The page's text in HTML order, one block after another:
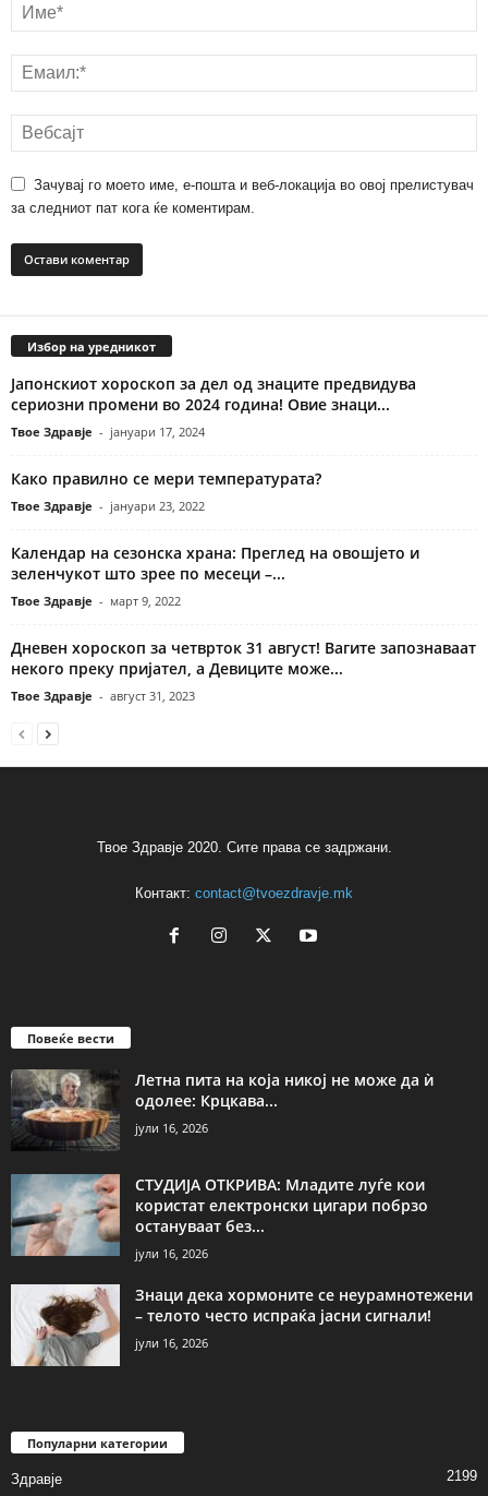
Зачувај го моето име, е-пошта и веб-локација во овој прелистувач
за следниот пат кога ќе коментирам.
Избор на уредникот
Јапонскиот хороскоп за дел од знаците предвидува
сериозни промени во 2024 година! Овие знаци...
Твое Здравје - јануари 17, 2024
Како правилно се мери температурата?
Твое Здравје - јануари 23, 2022
Календар на сезонска храна: Преглед на овошјето и
зеленчукот што зрее по месеци –...
Твое Здравје - март 9, 2022
Дневен хороскоп за четврток 31 август! Вагите запознаваат
некого преку пријател, а Девиците може...
Твое Здравје - август 31, 2023
Твое Здравје 2020. Сите права се задржани.
Контакт: contact@tvoezdravje.mk
Повеќе вести
Летна пита на која никој не може да ѝ
одолее: Крцкава...
јули 16, 2026
СТУДИЈА ОТКРИВА: Младите луѓе кои
користат електронски цигари побрзо
остануваат без...
јули 16, 2026
Знаци дека хормоните се неурамнотежени
– телото често испраќа јасни сигнали!
јули 16, 2026
Популарни категории
Здравје 2199